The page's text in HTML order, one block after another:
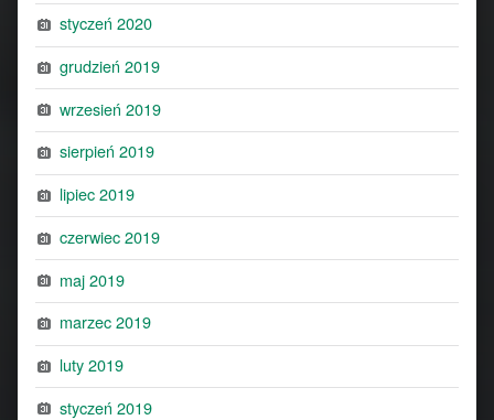
styczeń 2020
grudzień 2019
wrzesień 2019
sierpień 2019
lipiec 2019
czerwiec 2019
maj 2019
marzec 2019
luty 2019
styczeń 2019